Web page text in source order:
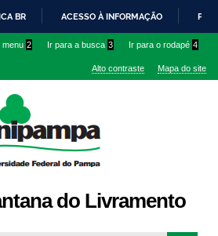
IR
O
BR ACESSO À INFORMAÇÃO
menu 2 Ir para a busca 3 Ir para o rodapé 4
Alto contraste Mapa do site
do Livramento